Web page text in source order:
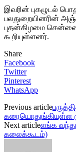
இவரின் புகழுடல்
பலதுறையினரின்
புதன்கிழமை
கூறியுள்ளனர்.
Share
Facebook
Twitter
Pinterest
WhatsApp
Previous article
கரையொதுங்கியுள்ள
Next articleஎங்க
கலைக்கூடம்)